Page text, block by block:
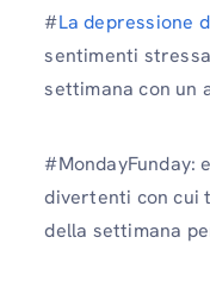
#La depressione
sentimenti
settimana con un
#MondayFunday:
divertenti con cui
della settimana